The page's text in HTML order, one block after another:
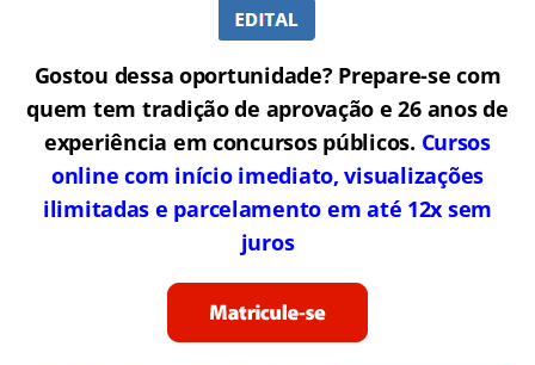
Gostou dessa oportunidade? Prepare-se com
quem tem tradição de aprovação e 26 anos de
experiência em concursos públicos. Cursos
online com início imediato, visualizações
ilimitadas e parcelamento em até 12x sem
juros